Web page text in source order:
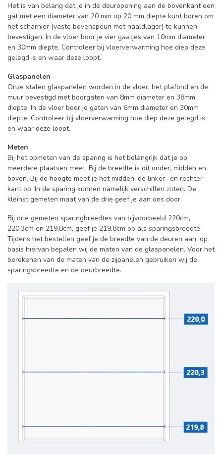
Het is van belang dat je in de deuropening aan de bovenkant een
gat met een diameter van 20 mm op 20 mm diepte kunt boren om
het scharnier (vaste bovenspeun met naaldlager) te kunnen
bevestigen. In de vloer boor je vier gaatjes van 10mm diameter
en 30mm diepte. Controleer bij vloerverwarming hoe diep deze
gelegd is en waar deze loopt.
Glaspanelen
Onze stalen glaspanelen worden in de vloer, het plafond en de
muur bevestigd met boorgaten van 8mm diameter en 38mm
diepte. In de vloer boor je gaten van 6mm diameter en 30mm
diepte. Controleer bij vloerverwarming hoe diep deze gelegd is
en waar deze loopt.
Meten
Bij het opmeten van de sparing is het belangrijk dat je op
meerdere plaatsen meet. Bij de breedte is dit onder, midden en
boven. Bij de hoogte meet je het midden, de linker- en rechter
kant op. In de sparing kunnen namelijk verschillen zitten. De
kleinst gemeten maat van de drie geef je aan ons door.
Bij drie gemeten sparingbreedtes van bijvoorbeeld 220cm,
220,3cm en 219,8cm, geef je 219,8cm op als sparingsbreedte.
Tijdens het bestellen geef je de breedte van de deuren aan, op
basis hiervan bepalen wij de maten van de glaspanelen. Voor het
berekenen van de maten van de zijpanelen gebruiken wij de
sparingsbreedte en de deurbreedte.